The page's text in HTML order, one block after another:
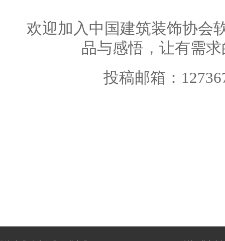
欢迎加入中国建筑装饰协会
品与感悟，让有需
投稿邮箱：